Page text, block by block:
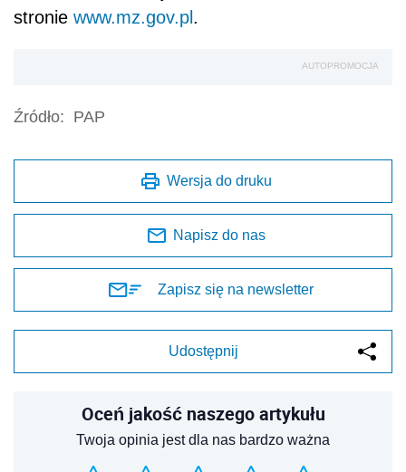
stronie www.mz.gov.pl .
AUTOPROMOCJA
Źródło: PAP
Wersja do druku
Napisz do nas
Zapisz się na newsletter
Udostępnij
Oceń jakość naszego artykułu
Twoja opinia jest dla nas bardzo ważna